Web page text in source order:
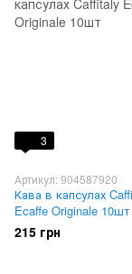
3
Артикул: 904587920
Кава в капсулах
Ecaffe Originale 10шт
215 грн